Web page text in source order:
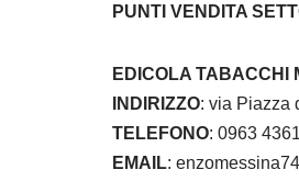
PUNTI VENDITA
EDICOLA TABACCHI
INDIRIZZO: via Piazza
TELEFONO: 0963
EMAIL: